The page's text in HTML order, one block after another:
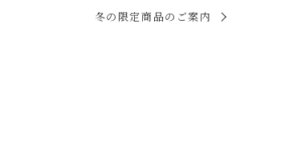
冬の限定商品のご案内